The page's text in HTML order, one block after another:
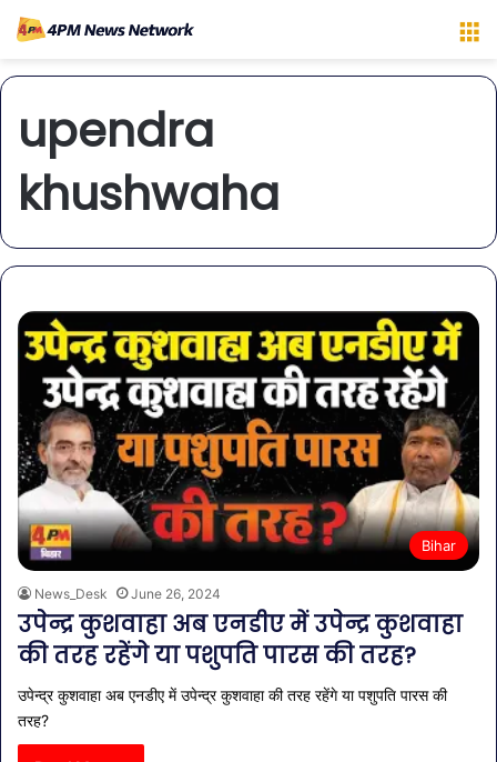
upendra
khushwaha
Bihar
News_Desk June 26, 2024
उपेन्द्र कुशवाहा अब एनडीए में उपेन्द्र कुशवाहा
की तरह रहेंगे या पशुपति पारस की तरह?
उपेन्द्र कुशवाहा अब एनडीए में उपेन्द्र कुशवाहा की तरह रहेंगे या पशुपति पारस की
तरह?